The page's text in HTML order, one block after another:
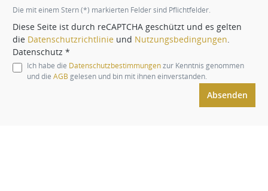
Die mit einem Stern (*) markierten Felder sind Pflichtfelder.
Diese Seite ist durch reCAPTCHA geschützt und es gelten
die Datenschutzrichtlinie und Nutzungsbedingungen
Datenschutz *
Ich habe die Datenschutzbestimmungenzur Kenntnis genommen
und die AGB gelesen und bin mit ihnen einverstanden.
Absenden